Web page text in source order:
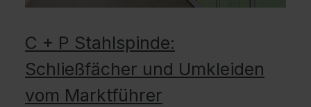
C + P Stahlspinde:
Schließfächer und Umkleiden
vom Marktführer